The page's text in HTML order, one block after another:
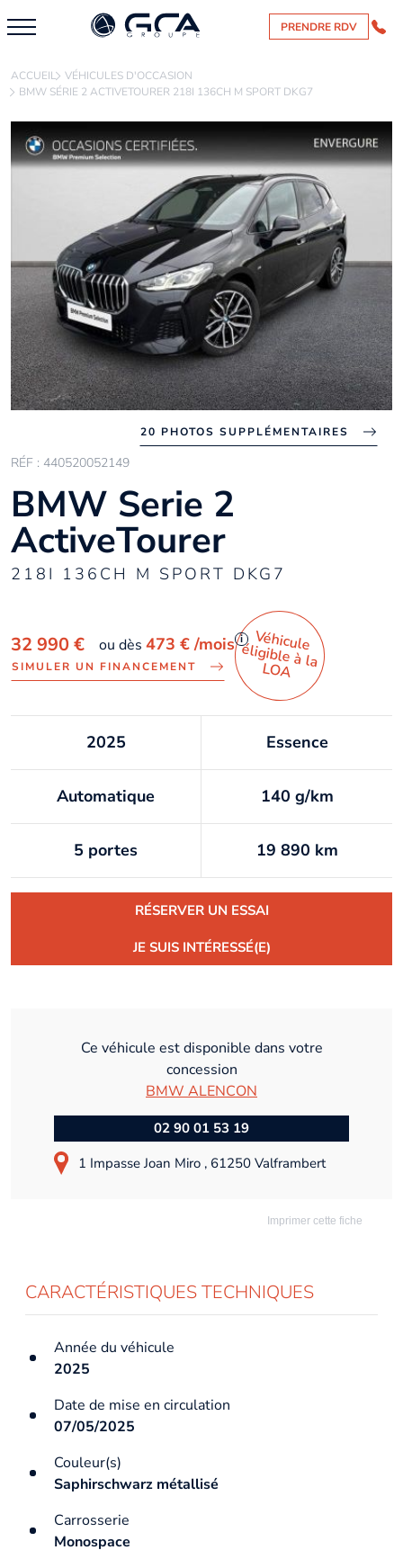
PRENDRE RDV
ACCUEIL VÉHICULES D'OCCASION
BMW SÉRIE 2 ACTIVETOURER 218I 136CH M SPORT DKG7
20 PHOTOS SUPPLÉMENTAIRES
RÉF : 440520052149
BMW Serie 2
ActiveTourer
218I 136CH M SPORT DKG7
32 990 € ou dès 473 €/mois i
SIMULER UN FINANCEMENT
Véhicule
éligible à la
LO
A
2025 Essence
Automatique 140 g/km
5 portes 19 890 km
RÉSERVER UN ESSAI
JE SUIS INTÉRESSÉ(E)
Ce véhicule est disponible dans votre
concession
BMW ALENCON
02 90 01 53 19
1 Impasse Joan Miro , 61250 Valframbert
Imprimer cette fiche
CARACTÉRISTIQUES TECHNIQUES
Année du véhicule
2025
Date de mise en circulation
07/05/2025
Couleur(s)
Saphirschwarz métallisé
Carrosserie
Monospace